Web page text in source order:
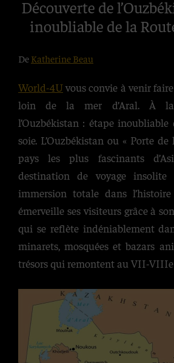
Découverte de
inoubliable de la
De Katherine Beau
World-4Uvous convie à venir
loin de la mer d’Aral. À la
l’Ouzbékistan : étape
soie. L’Ouzbékistan ou « Porte de
pays les plus fascinants
destination de voyage
immersion totale dans
émerveille ses visiteurs grâce à
qui se reflète indéniablement
minarets, mosquées et bazars
trésors qui remontent au VII-VIIIe